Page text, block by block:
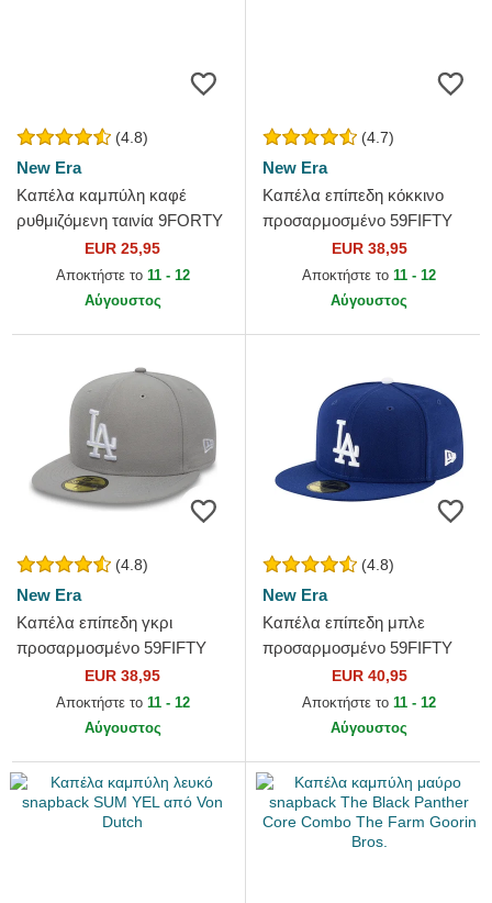
(4.8)
New Era
Καπέλα καμπύλη καφέ
ρυθμιζόμενη ταινία 9FORTY
League Essential από New
York Yankees MLB από New
EUR 25,95
Αποκτήστε το 11 - 12
Αύγουστος
(4.7)
New Era
Καπέλα επίπεδη κόκκινο
προσαρμοσμένο 59FIFTY
Essential από New York
Yankees MLB από New Era
EUR 38,95
Αποκτήστε το 11 - 12
Αύγουστος
(4.8)
New Era
Καπέλα επίπεδη γκρι
προσαρμοσμένο 59FIFTY
Essential από Los Angeles
Dodgers MLB από New Era
EUR 38,95
Αποκτήστε το 11 - 12
Αύγουστος
(4.8)
New Era
Καπέλα επίπεδη μπλε
προσαρμοσμένο 59FIFTY
Authentic On Field Game
από Los Angeles Dodgers
MLB από...
EUR 40,95
Αποκτήστε το 11 - 12
Αύγουστος